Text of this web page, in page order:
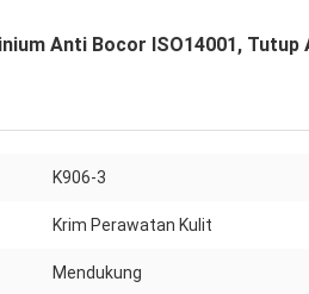
Anti Bocor ISO14001,
K906-3
Krim Perawatan Kulit
Mendukung